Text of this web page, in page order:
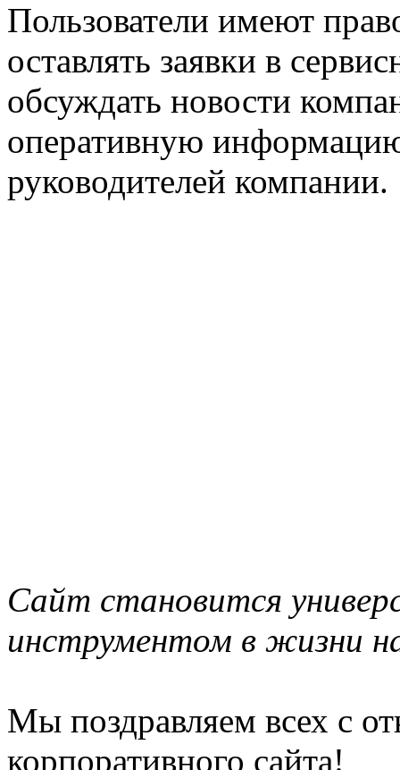
Пользователи имеют
оставлять заявки в
обсуждать новости
оперативную
руководителей компании.
Сайт становится
инструментом в жизни
Мы поздравляем всех с
корпоративного сайта!